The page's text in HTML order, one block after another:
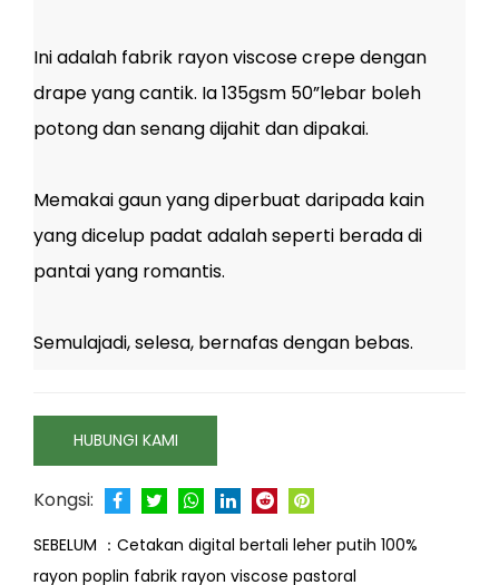
Ini adalah fabrik rayon viscose crepe dengan
drape yang cantik. Ia 135gsm 50”lebar boleh
potong dan senang dijahit dan dipakai.
Memakai gaun yang diperbuat daripada kain
yang dicelup padat adalah seperti berada di
pantai yang romantis.
Semulajadi, selesa, bernafas dengan bebas.
HUBUNGI KAMI
Kongsi:
SEBELUM ： Cetakan digital bertali leher putih 100%
rayon poplin fabrik rayon viscose pastoral